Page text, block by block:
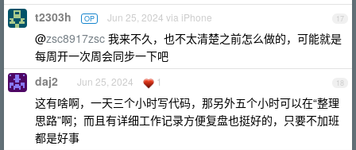
17
t2303h OP Jun 25, 2024 via iPhone
@zsc8917zsc 我来不久，也不太清楚之前怎么做的，可能就是
每周开一次周会同步一下吧
18
daj2 Jun 25, 2024 1
这有啥啊，一天三个小时写代码，那另外五个小时可以在“整理
思路”啊；而且有详细工作记录方便复盘也挺好的，只要不加班
都是好事